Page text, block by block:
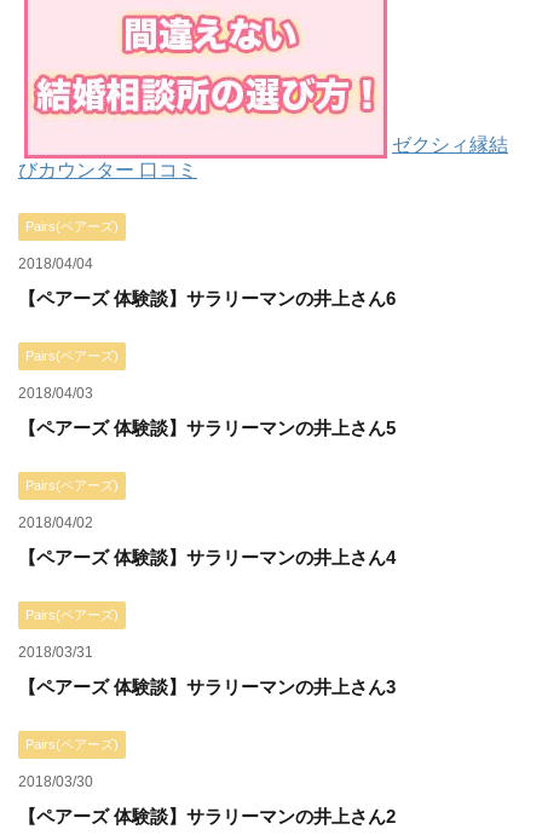
ゼクシィ縁結
びカウンター 口コミ
Pairs(ペアーズ)
2018/04/04
【ペアーズ 体験談】サラリーマンの井上さん6
Pairs(ペアーズ)
2018/04/03
【ペアーズ 体験談】サラリーマンの井上さん5
Pairs(ペアーズ)
2018/04/02
【ペアーズ 体験談】サラリーマンの井上さん4
Pairs(ペアーズ)
2018/03/31
【ペアーズ 体験談】サラリーマンの井上さん3
Pairs(ペアーズ)
2018/03/30
【ペアーズ 体験談】サラリーマンの井上さん2